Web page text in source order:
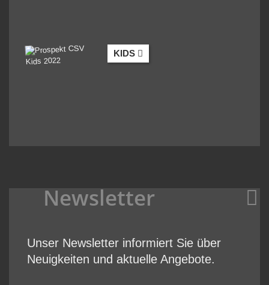
KIDS
Newsletter
Unser Newsletter informiert Sie über
Neuigkeiten und aktuelle Angebote.